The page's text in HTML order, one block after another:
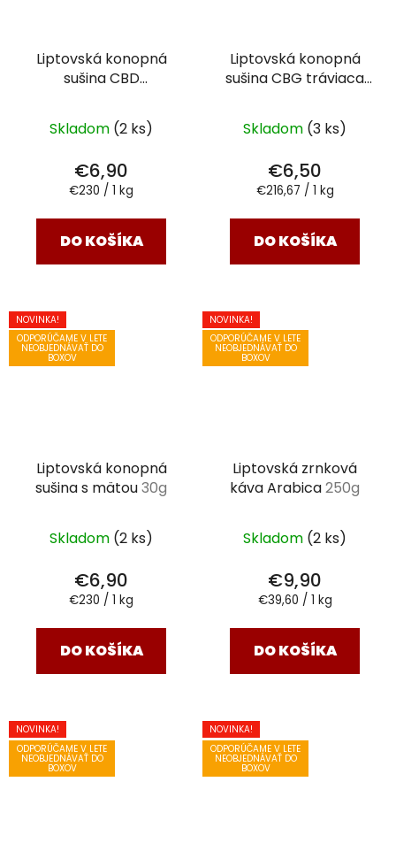
Liptovská konopná
sušina CBD
Skladom (2 ks)
€6,90
Jednotková
€230 / 1 kg
DO KOŠÍKA
Liptovská konopná
sušina CBG tráviaca
Skladom (3 ks)
€6,50
Jednotková
€216,67 / 1 kg
DO KOŠÍKA
NOVINKA!
ODPORÚČAME V LETE
NEOBJEDNÁVAŤ DO
BOXOV
Liptovská konopná
sušina s mätou30g
Skladom (2 ks)
€6,90
Jednotková
€230 / 1 kg
DO KOŠÍKA
NOVINKA!
ODPORÚČAME V LETE
NEOBJEDNÁVAŤ DO
BOXOV
Liptovská zrnková
káva Arabica250g
Skladom (2 ks)
€9,90
Jednotková
€39,60 / 1 kg
DO KOŠÍKA
NOVINKA!
ODPORÚČAME V LETE
NEOBJEDNÁVAŤ DO
BOXOV
NOVINKA!
ODPORÚČAME V LETE
NEOBJEDNÁVAŤ DO
BOXOV